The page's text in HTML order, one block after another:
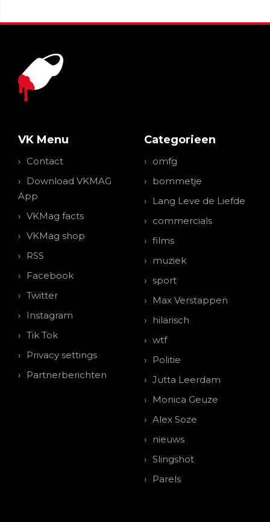
VK Menu
Contact
Download VKMAG
App
VKMag facts
VKMag shop
RSS
Facebook
Twitter
Instagram
Tik Tok
Privacy settings
Partnerberichten
Categorieen
omfg
bommetje
Lang Leve de Liefde
commercials
films
muziek
sport
Max Verstappen
hilarisch
wtf
Politie
Jutta Leerdam
Monica Geuze
Alex Soze
nieuws
Slingshot
Parels